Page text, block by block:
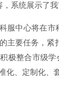
，系统展示了
服中心将在市
主要任务，紧
极整合市级
化、定制化、